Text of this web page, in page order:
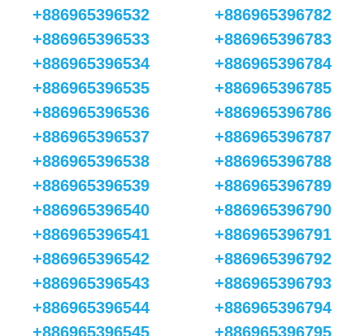
+886965396532
+886965396533
+886965396534
+886965396535
+886965396536
+886965396537
+886965396538
+886965396539
+886965396540
+886965396541
+886965396542
+886965396543
+886965396544
+886965396545
+886965396782
+886965396783
+886965396784
+886965396785
+886965396786
+886965396787
+886965396788
+886965396789
+886965396790
+886965396791
+886965396792
+886965396793
+886965396794
+886965396795